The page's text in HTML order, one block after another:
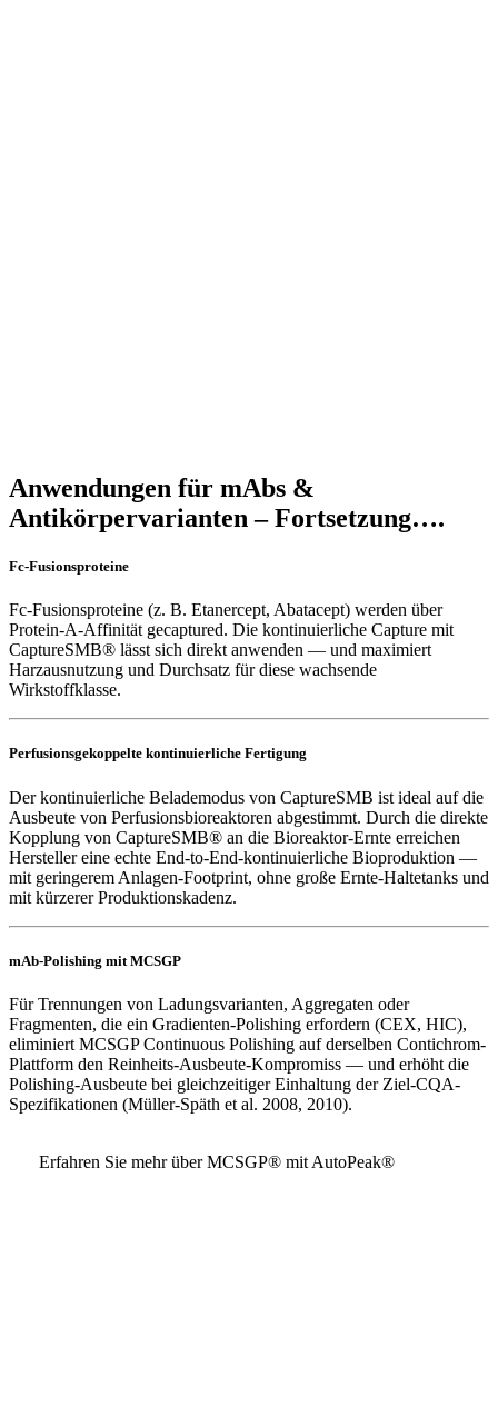
Anwendungen für mAbs &
Antikörpervarianten – Fortsetzung….
Fc-Fusionsproteine
Fc-Fusionsproteine (z. B. Etanercept, Abatacept) werden über
Protein-A-Affinität gecaptured. Die kontinuierliche Capture mit
CaptureSMB® lässt sich direkt anwenden — und maximiert
Harzausnutzung und Durchsatz für diese wachsende
Wirkstoffklasse.
Perfusionsgekoppelte kontinuierliche Fertigung
Der kontinuierliche Belademodus von CaptureSMB ist ideal auf die
Ausbeute von Perfusionsbioreaktoren abgestimmt. Durch die direkte
Kopplung von CaptureSMB® an die Bioreaktor-Ernte erreichen
Hersteller eine echte End-to-End-kontinuierliche Bioproduktion —
mit geringerem Anlagen-Footprint, ohne große Ernte-Haltetanks und
mit kürzerer Produktionskadenz.
mAb-Polishing mit MCSGP
Für Trennungen von Ladungsvarianten, Aggregaten oder
Fragmenten, die ein Gradienten-Polishing erfordern (CEX, HIC),
eliminiert MCSGP Continuous Polishing auf derselben Contichrom-
Plattform den Reinheits-Ausbeute-Kompromiss — und erhöht die
Polishing-Ausbeute bei gleichzeitiger Einhaltung der Ziel-CQA-
Spezifikationen (Müller-Späth et al. 2008, 2010).
Erfahren Sie mehr über MCSGP® mit AutoPeak®